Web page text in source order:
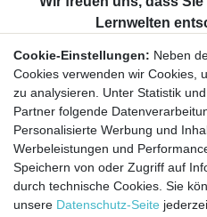
Bestellung widerrufen
Datenschutzerklärung
AGB
Impressum
Aktuelles rund um
Montessori-Pädagogik.
Kostenfreie wöchentliche
Hiermit bestätige ich, dass ich die
Cookie-Einstellungen: Neben
Cookies verwenden wir Cookies,
zu analysieren. Unter Statistik
Partner folgende
Personalisierte Werbung und
Werbeleistungen und
Speichern von oder Zugriff auf
durch technische Cookies. Sie
unsere Datenschutz-Seite